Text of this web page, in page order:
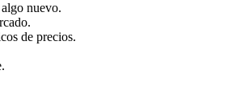
nuevo.
de precios.